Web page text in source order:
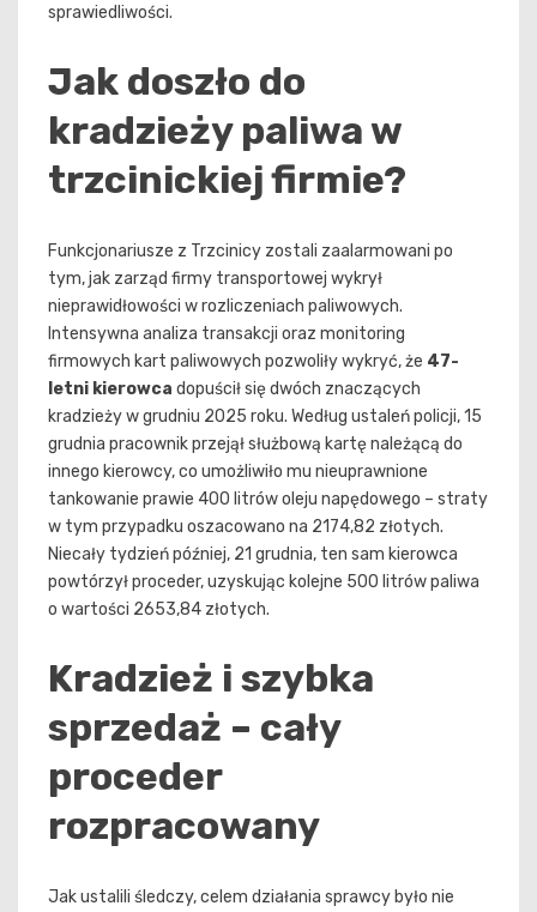
sprawiedliwości.
Jak doszło do
kradzieży paliwa w
trzcinickiej firmie?
Funkcjonariusze z Trzcinicy zostali zaalarmowani po
tym, jak zarząd firmy transportowej wykrył
nieprawidłowości w rozliczeniach paliwowych.
Intensywna analiza transakcji oraz monitoring
firmowych kart paliwowych pozwoliły wykryć, że 47-
letni kierowca dopuścił się dwóch znaczących
kradzieży w grudniu 2025 roku. Według ustaleń policji, 15
grudnia pracownik przejął służbową kartę należącą do
innego kierowcy, co umożliwiło mu nieuprawnione
tankowanie prawie 400 litrów oleju napędowego – straty
w tym przypadku oszacowano na 2174,82 złotych.
Niecały tydzień później, 21 grudnia, ten sam kierowca
powtórzył proceder, uzyskując kolejne 500 litrów paliwa
o wartości 2653,84 złotych.
Kradzież i szybka
sprzedaż – cały
proceder
rozpracowany
Jak ustalili śledczy, celem działania sprawcy było nie